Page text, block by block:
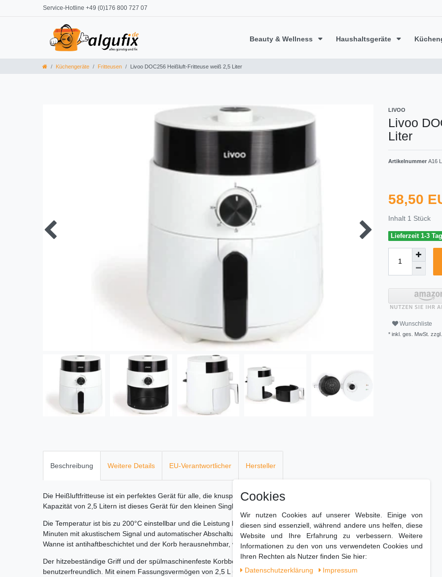
Service-Hotline +49 (0)176 800 727 07
Beauty & Wellness Haushaltsgeräte
Küchengeräte Fritteusen Livoo DOC256 Heißluft-Fritteuse weiß 2,5 Liter
LIVOO
Livoo
Liter
Artikelnummer A16
58,50
Inhalt 1 Stück
Lieferzeit 1-3
Wunschliste
* inkl. ges. MwSt. zzgl.
Beschreibung Weitere Details EU-Verantwortlicher Hersteller
Die Heißluftfritteuse ist ein perfektes Gerät für alle, die knusprige Pommes Frites lieben. Mit einer
Kapazität von 2,5 Litern ist dieses Gerät für den kleinen Single-Haushalt gut geeignet.
Die Temperatur ist bis zu 200°C einstellbar und die Leistung beträgt 1200 Watt. Ein Timer von bis zu 30
Minuten mit akustischem Signal und automatischer Abschaltung sorgt für eine präzise Zubereitung. Die
Wanne ist antihaftbeschichtet und der Korb herausnehmbar, was die Reinigung sehr einfach macht.
Der hitzebeständige Griff und der spülmaschinenfeste Korbboden machen das Gerät sehr
benutzerfreundlich. Mit einem Fassungsvermögen von 2,5 L und dem Heißluftsystem können Sie auch
Cookies
Wir nutzen Cookies auf unserer Website. Einige von
diesen sind essenziell, während andere uns helfen, diese
Website und Ihre Erfahrung zu verbessern. Weitere
Informationen zu den von uns verwendeten Cookies und
Ihren Rechten als Nutzer finden Sie hier:
Daten­schutz­erklärung
Impressum